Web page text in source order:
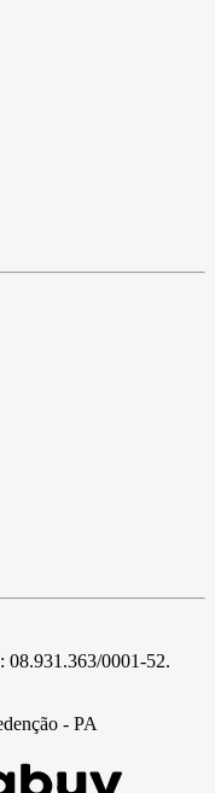
08.931.363/0001-52.
- PA